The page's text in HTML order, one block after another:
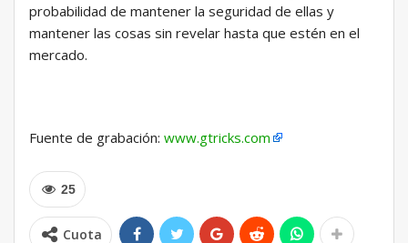
probabilidad de mantener la seguridad de ellas y
mantener las cosas sin revelar hasta que estén en el
mercado.
Fuente de grabación: www.gtricks.com
25
Cuota